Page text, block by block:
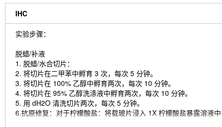
通透
1. 对样品添加去垢剂，如 0.1~0.3% Triton X-100，室温通透
（仅针对胞内抗原，若是细胞膜上表达的抗原则可省略该步骤。）
2. 使用 PBS 摇洗样品 3次，每次 3 min。
封闭
添加封闭液，在室温下封闭至少 1 h。（常用的封闭液包括：与二
注意事项：从封闭开始之后的所有步骤务必保证样品湿润，避免干
免疫荧光染色（第一天）
1. 吸走封闭液，滴加稀释后的一抗。
2. 湿盒中 4°C 孵育过夜。
IHC
实验步骤：
脱蜡/补液
1. 脱蜡/水合切片：
2. 将切片在二甲苯中孵育 3 次，每次 5 分钟。
3. 将切片在 100% 乙醇中孵育两次，每次 10 分钟。
4. 将切片在 95% 乙醇洗涤液中孵育两次，每次 10 分钟。
5. 用 dH2O 清洗切片两次，每次 5 分钟。
6.抗原修复：对于柠檬酸盐：将载玻片浸入 1X 柠檬酸盐暴露溶液